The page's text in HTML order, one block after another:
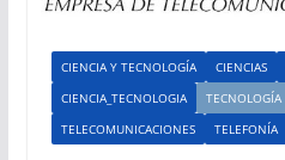
CIENCIA Y TECNOLOGÍA CIENCIAS
CIENCIA_TECNOLOGIA
TECNOLOGÍA
TELECOMUNICACIONES
TELEFONÍA